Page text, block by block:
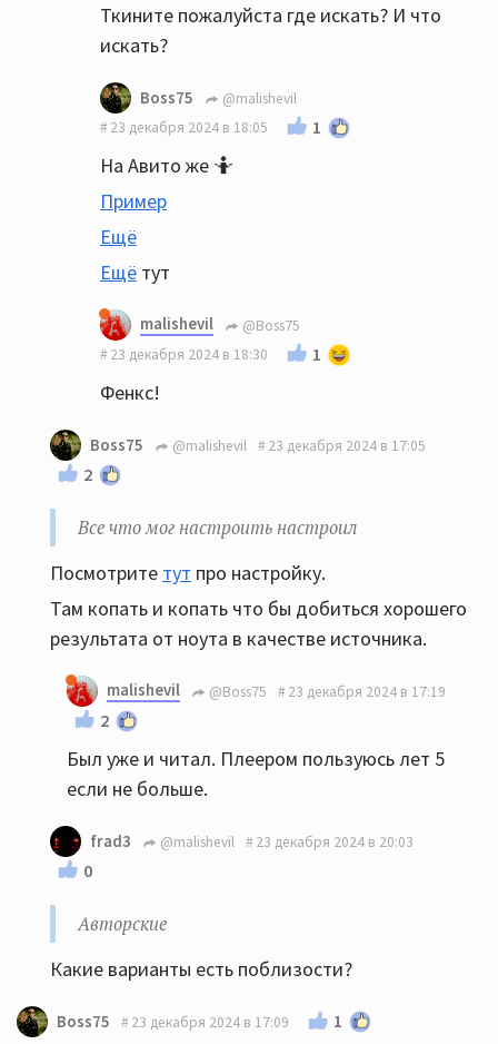
Ткините пожалуйста где искать? И что
искать?
Boss75
@malishevil
23 декабря 2024 в 18:05
1
На Авито же 🤷
Пример
Ещё
Ещё тут
malishevil
@Boss75
23 декабря 2024 в 18:30
1
Фенкс!
Boss75 @malishevil 23 декабря 2024 в 17:05
2
Все что мог настроить настроил
Посмотрите тут про настройку.
Там копать и копать что бы добиться хорошего
результата от ноута в качестве источника.
malishevil @Boss75 23 декабря 2024 в 17:19
2
Был уже и читал. Плеером пользуюсь лет 5
если не больше.
frad3 @malishevil 23 декабря 2024 в 20:03
0
Авторские
Какие варианты есть поблизости?
Boss75 23 декабря 2024 в 17:09 1